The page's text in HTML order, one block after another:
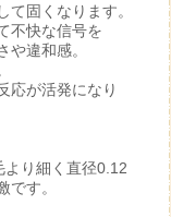
固くなります。
不快な信号を
や違和感。
応が活発になり
り細く直径0.12
す。